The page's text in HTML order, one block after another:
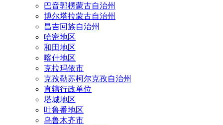
巴音郭楞蒙古自治州
博尔塔拉蒙古自治州
昌吉回族自治州
哈密地区
和田地区
喀什地区
克拉玛依市
克孜勒苏柯尔克孜自治州
直辖行政单位
塔城地区
吐鲁番地区
乌鲁木齐市